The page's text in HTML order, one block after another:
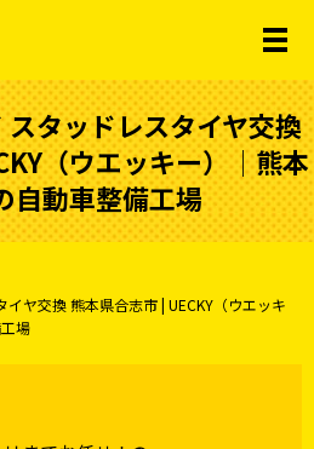
メ
タッドレスタイヤ交換
（ウエッキー）│熊本
自動車整備工場
ヤ交換 熊本県合志市 | UECKY（ウエッキ
場